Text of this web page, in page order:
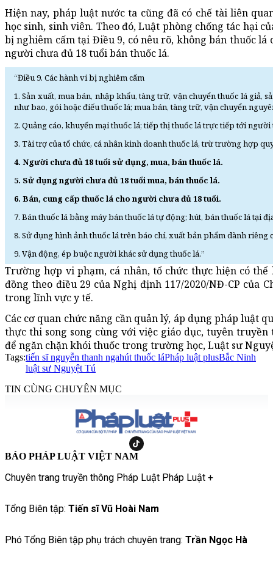
Hiện nay, pháp luật nước ta cũng đã có chế tài liên
học sinh, sinh viên. Theo đó, Luật phòng chống tác hại
bị nghiêm cấm tại Điều 9, có nêu rõ, không bán thuốc
người chưa đủ 18 tuổi bán thuốc lá.
“Điều 9. Các hành vi bị nghiêm cấm
1. Sản xuất, mua bán, nhập khẩu, tàng trữ, vận chuyển thuốc lá giả,
như bao, gói hoặc điếu thuốc lá; mua bán, tàng trữ, vận chuyển
2. Quảng cáo, khuyến mại thuốc lá; tiếp thị thuốc lá trực tiếp tới
3. Tài trợ của tổ chức, cá nhân kinh doanh thuốc lá, trừ trường hợp
4. Người chưa đủ 18 tuổi sử dụng, mua, bán thuốc lá.
5. Sử dụng người chưa đủ 18 tuổi mua, bán thuốc lá.
6. Bán, cung cấp thuốc lá cho người chưa đủ 18 tuổi.
7. Bán thuốc lá bằng máy bán thuốc lá tự động; hút, bán thuốc lá tại
8. Sử dụng hình ảnh thuốc lá trên báo chí, xuất bản phẩm dành riêng
9. Vận động, ép buộc người khác sử dụng thuốc lá.”
Trường hợp vi phạm, cá nhân, tổ chức thực hiện có
đồng theo điều 29 của Nghị định 117/2020/NĐ-CP của
trong lĩnh vực y tế.
Các cơ quan chức năng cần quản lý, áp dụng pháp luật
thực thi song song cùng với việc giáo dục, tuyên
để ngăn chặn khói thuốc trong trường học, Luật sư
Tags:tiến sĩ nguyễn thanh ngahút thuốc láPháp luật plusBắc Ninh
luật sư Nguyệt Tú
TIN CÙNG CHUYÊN MỤC
BÁO PHÁP LUẬT VIỆT NAM
Chuyên trang truyền thông Pháp Luật Pháp Luật +
Tổng Biên tập: Tiến sĩ Vũ Hoài Nam
Phó Tổng Biên tập phụ trách chuyên trang: Trần Ngọc Hà